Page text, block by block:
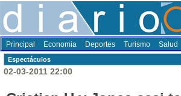
Principal Economia Deportes Turismo Salud
Espectáculos
02-03-2011 22:00